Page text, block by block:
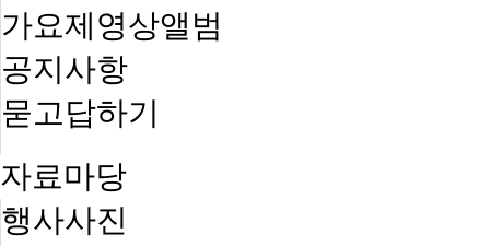
가요제영상앨범
공지사항
묻고답하기
자료마당
행사사진